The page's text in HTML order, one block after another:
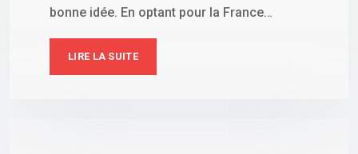
bonne idée. En optant pour la France…
LIRE LA SUITE